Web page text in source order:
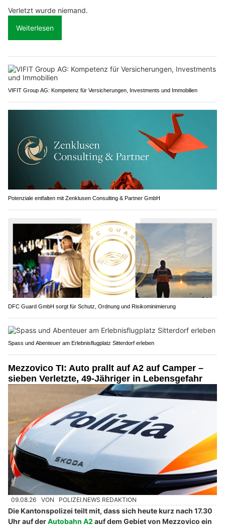
Verletzt wurde niemand.
Weiterlesen
VIFIT Group AG: Kompetenz für Versicherungen, Investments und Immobilien
Potenziale entfalten mit Zenklusen Consulting & Partner GmbH
DFC Guard GmbH sorgt für Schutz, Ordnung und Risikominimierung
Spass und Abenteuer am Erlebnisflugplatz Sitterdorf erleben
Mezzovico TI: Auto prallt auf A2 auf Camper –
sieben Verletzte, 49-Jähriger in Lebensgefahr
09.08.26 VON POLIZEI.NEWS REDAKTION
Die Kantonspolizei teilt mit, dass sich heute kurz nach 17.30
Uhr auf derAutobahn A2 auf dem Gebiet von Mezzovico ein